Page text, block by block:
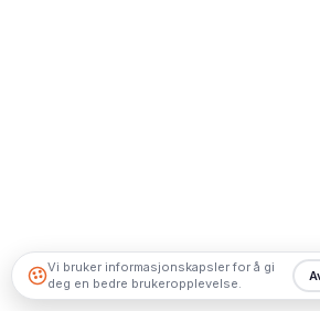
Vi bruker informasjonskapsler for å gi
deg en bedre brukeropplevelse.